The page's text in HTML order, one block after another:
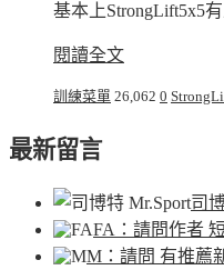
基本上StrongLift5x5
閱讀全文
訓練菜單 26,062 0
最新留言
司
FA ：請問作者
M ：請問 有推薦